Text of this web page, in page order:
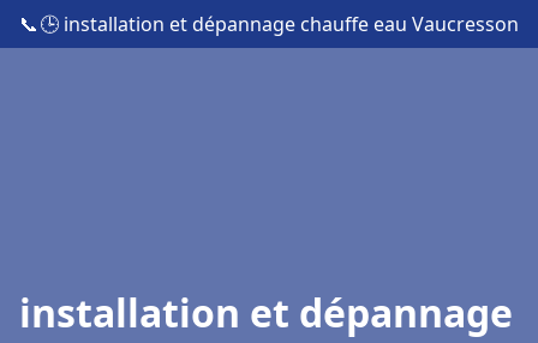
📞🕒 installation et dépannage chauffe eau Vaucresson
installation et dépannage